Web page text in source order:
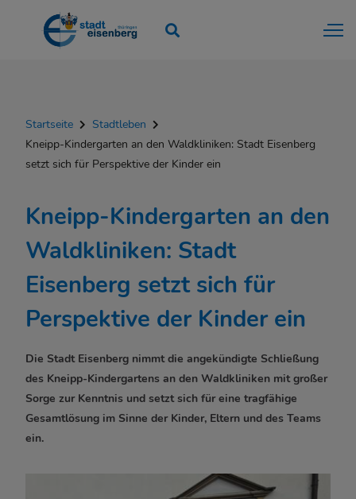
Startseite
Stadtleben
Kneipp-Kindergarten an den Waldkliniken: Stadt Eisenberg
setzt sich für Perspektive der Kinder ein
Kneipp-Kindergarten an den
Waldkliniken: Stadt
Eisenberg setzt sich für
Perspektive der Kinder ein
Die Stadt Eisenberg nimmt die angekündigte Schließung
des Kneipp-Kindergartens an den Waldkliniken mit großer
Sorge zur Kenntnis und setzt sich für eine tragfähige
Gesamtlösung im Sinne der Kinder, Eltern und des Teams
ein.